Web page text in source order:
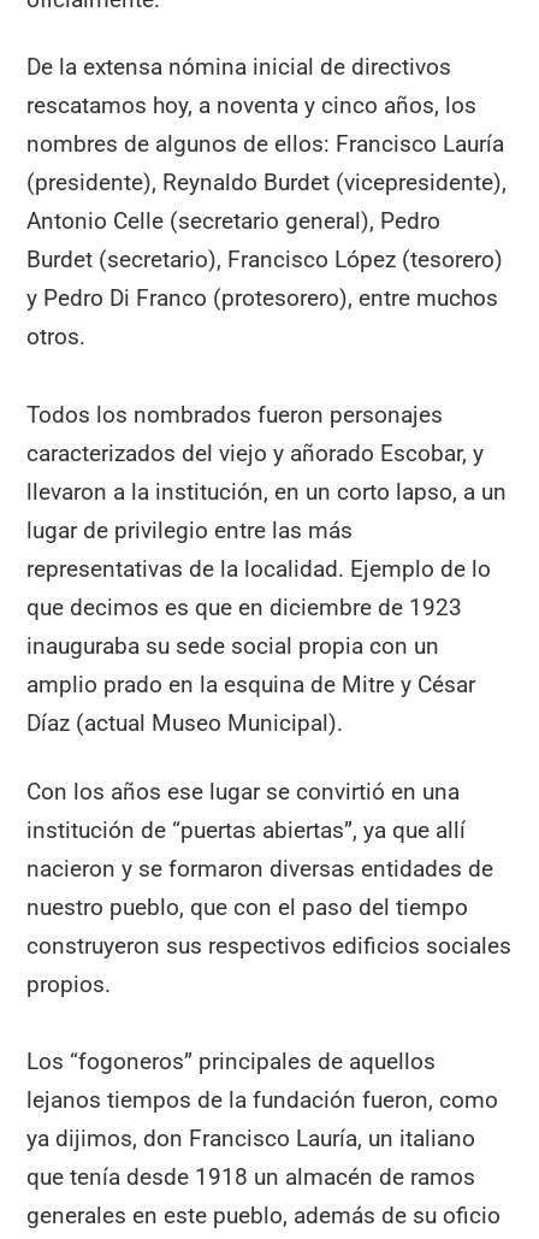
De la extensa nómina inicial de directivos
rescatamos hoy, a noventa y cinco años, los
nombres de algunos de ellos: Francisco Lauría
(presidente), Reynaldo Burdet (vicepresidente),
Antonio Celle (secretario general), Pedro
Burdet (secretario), Francisco López (tesorero)
y Pedro Di Franco (protesorero), entre muchos
otros.
Todos los nombrados fueron personajes
caracterizados del viejo y añorado Escobar, y
llevaron a la institución, en un corto lapso, a un
lugar de privilegio entre las más
representativas de la localidad. Ejemplo de lo
que decimos es que en diciembre de 1923
inauguraba su sede social propia con un
amplio prado en la esquina de Mitre y César
Díaz (actual Museo Municipal).
Con los años ese lugar se convirtió en una
institución de “puertas abiertas”, ya que allí
nacieron y se formaron diversas entidades de
nuestro pueblo, que con el paso del tiempo
construyeron sus respectivos edificios sociales
propios.
Los “fogoneros” principales de aquellos
lejanos tiempos de la fundación fueron, como
ya dijimos, don Francisco Lauría, un italiano
que tenía desde 1918 un almacén de ramos
generales en este pueblo, además de su oficio